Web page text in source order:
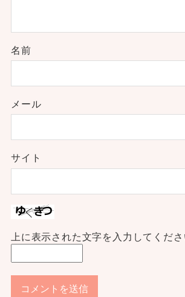
名前
メール
サイト
上に表示された文字を入力してくださ